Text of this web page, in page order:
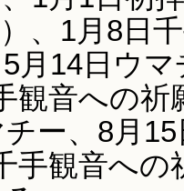
、1月8日
月14日ウ
観音への
ー、8月
手観音へ